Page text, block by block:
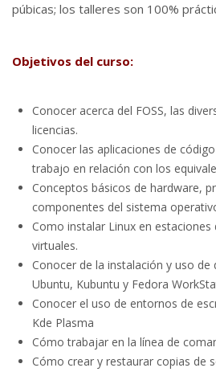
púbicas; los talleres son 100%
Objetivos del curso:
Conocer acerca del FOSS, las
licencias.
Conocer las aplicaciones de
trabajo en relación con los
Conceptos básicos de hardware,
componentes del sistema
Como instalar Linux en
virtuales.
Conocer de la instalación y uso de
Ubuntu, Kubuntu y Fedora
Conocer el uso de entornos de
Kde Plasma
Cómo trabajar en la línea de
Cómo crear y restaurar copias de